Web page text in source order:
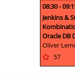
08:30 -
Jenkins &
Oracle DB
Oliver
57